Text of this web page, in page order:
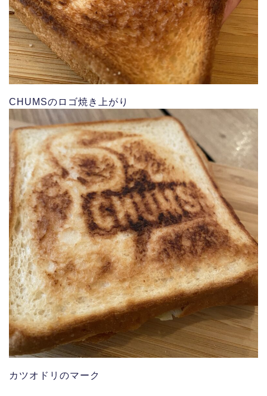
CHUMSのロゴ焼き上がり
カツオドリのマーク